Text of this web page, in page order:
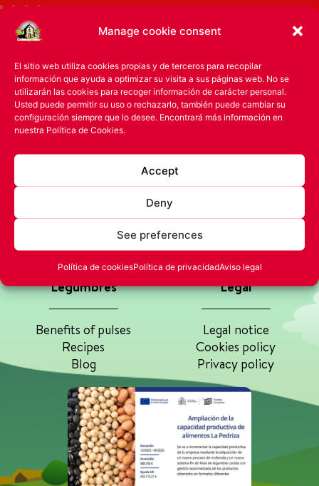
Manage cookie consent
El sitio web utiliza cookies propias y de terceros para recopilar
información que ayuda a optimizar su visita a sus páginas web. No se
utilizarán las cookies para recoger información de carácter personal.
Usted puede permitir su uso o rechazarlo, también puede cambiar su
configuración siempre que lo desee. Encontrará más información en
nuestra Política de Cookies.
Accept
Deny
See preferences
Política de cookiesPolítica de privacidadAviso legal
La Pedriza
Do you want to
launch your brand?
Productos
Legumbres
Benefits of pulses
Recipes
Blog
Legal
Legal notice
Cookies policy
Privacy policy